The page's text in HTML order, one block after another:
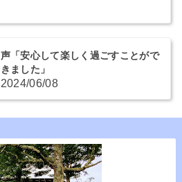
声「安心して楽しく過ごすことがで
きました」
2024/06/08